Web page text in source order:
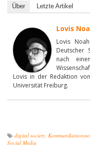
Über Letzte Artikel
Lovis
Lovis
Deutscher
nach
Lovis in der Redaktion
Universität Freiburg.
digital society
Social Media